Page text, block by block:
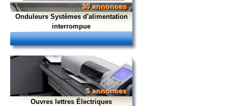
30 annonces
Onduleurs Systèmes d'alimentation
interrompue
5 annonces
Ouvres lettres Électriques